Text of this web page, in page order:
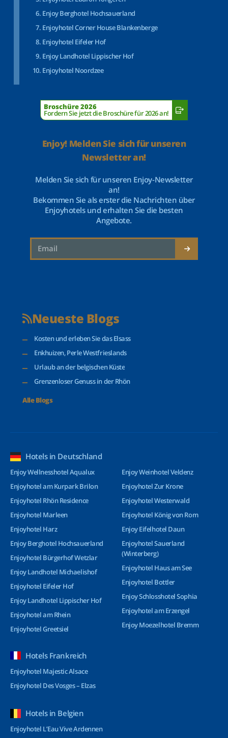
Enjoy Berghotel Hochsauerland
Enjoyhotel Corner House Blankenberge
Enjoyhotel Eifeler Hof
Enjoy Landhotel Lippischer Hof
Enjoyhotel Noordzee
Broschüre 2026
Fordern Sie jetzt die Broschüre für 2026 an!
Enjoy! Melden Sie sich für unseren
Newsletter an!
Melden Sie sich für unseren Enjoy-Newsletter
an!
Bekommen Sie als erster die Nachrichten über
Enjoyhotels und erhalten Sie die besten
Angebote.
Neueste Blogs
Kosten und erleben Sie das Elsass
Enkhuizen, Perle Westfrieslands
Urlaub an der belgischen Küste
Grenzenloser Genuss in der Rhön
Alle Blogs
Hotels in Deutschland
Enjoy Wellnesshotel Aqualux
Enjoyhotel am Kurpark Brilon
Enjoyhotel Rhön Residence
Enjoyhotel Marleen
Enjoyhotel Harz
Enjoy Berghotel Hochsauerland
Enjoyhotel Bürgerhof Wetzlar
Enjoy Landhotel Michaelishof
Enjoyhotel Eifeler Hof
Enjoy Landhotel Lippischer Hof
Enjoyhotel am Rhein
Enjoyhotel Greetsiel
Enjoy Weinhotel Veldenz
Enjoyhotel Zur Krone
Enjoyhotel Westerwald
Enjoyhotel König von Rom
Enjoy Eifelhotel Daun
Enjoyhotel Sauerland
(Winterberg)
Enjoyhotel Haus am See
Enjoyhotel Bottler
Enjoy Schlosshotel Sophia
Enjoyhotel am Erzengel
Enjoy Moezelhotel Bremm
Hotels Frankreich
Enjoyhotel Majestic Alsace
Enjoyhotel Des Vosges – Elzas
Hotels in Belgien
Enjoyhotel L’Eau Vive Ardennen